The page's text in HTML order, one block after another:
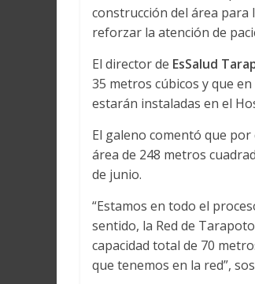
construcción del área para
reforzar la atención de
El director de EsSalud
35 metros cúbicos y que
estarán instaladas en el
El galeno comentó que
área de 248 metros
de junio.
“Estamos en todo el
sentido, la Red de
capacidad total de 70
que tenemos en la red”,